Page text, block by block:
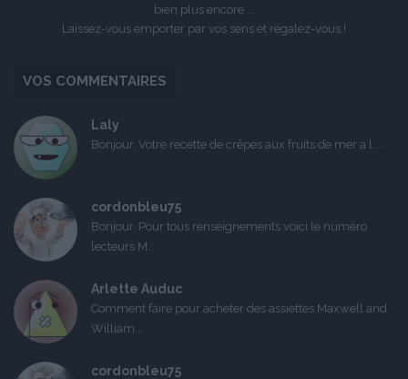
bien plus encore ...
Laissez-vous emporter par vos sens et régalez-vous !
VOS COMMENTAIRES
Laly
Bonjour, Votre recette de crêpes aux fruits de mer a l...
cordonbleu75
Bonjour, Pour tous renseignements voici le numéro
lecteurs M...
Arlette Auduc
Comment faire pour acheter des assiettes Maxwell and
William...
cordonbleu75